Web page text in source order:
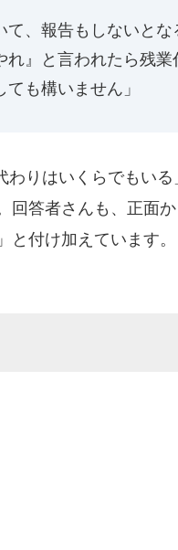
て、報告もしないと
れ』と言われたら残
も構いません」
りはいくらでもい
回答者さんも、正面
付け加えています。